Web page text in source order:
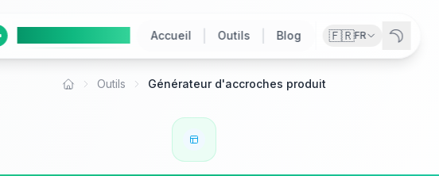
Accueil Outils Blog 🇫🇷FR
AccueilOutils Générateur d'accroches produit